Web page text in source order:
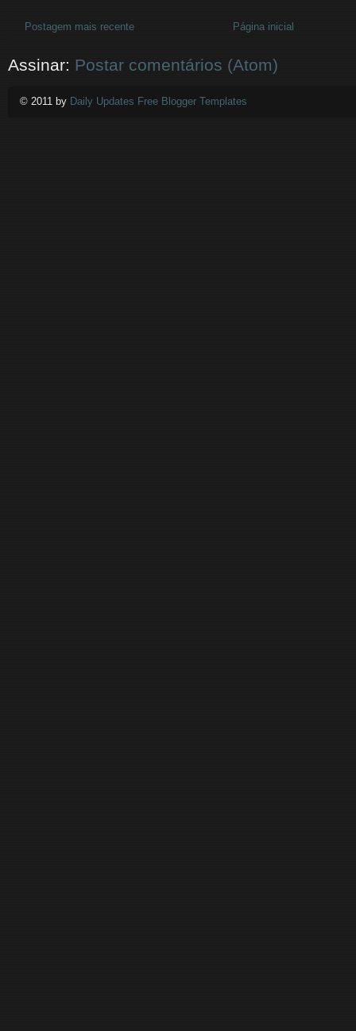
Postagem mais recente Página inicial
Assinar: Postar comentários (Atom)
© 2011 by Daily Updates Free Blogger Templates